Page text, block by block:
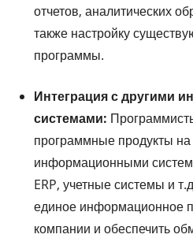
отчетов, аналитических
также настройку
программы.
Интеграция с другими
системами:
программные продукты
информационными
ERP, учетные системы и
единое информационное
компании и обеспечить